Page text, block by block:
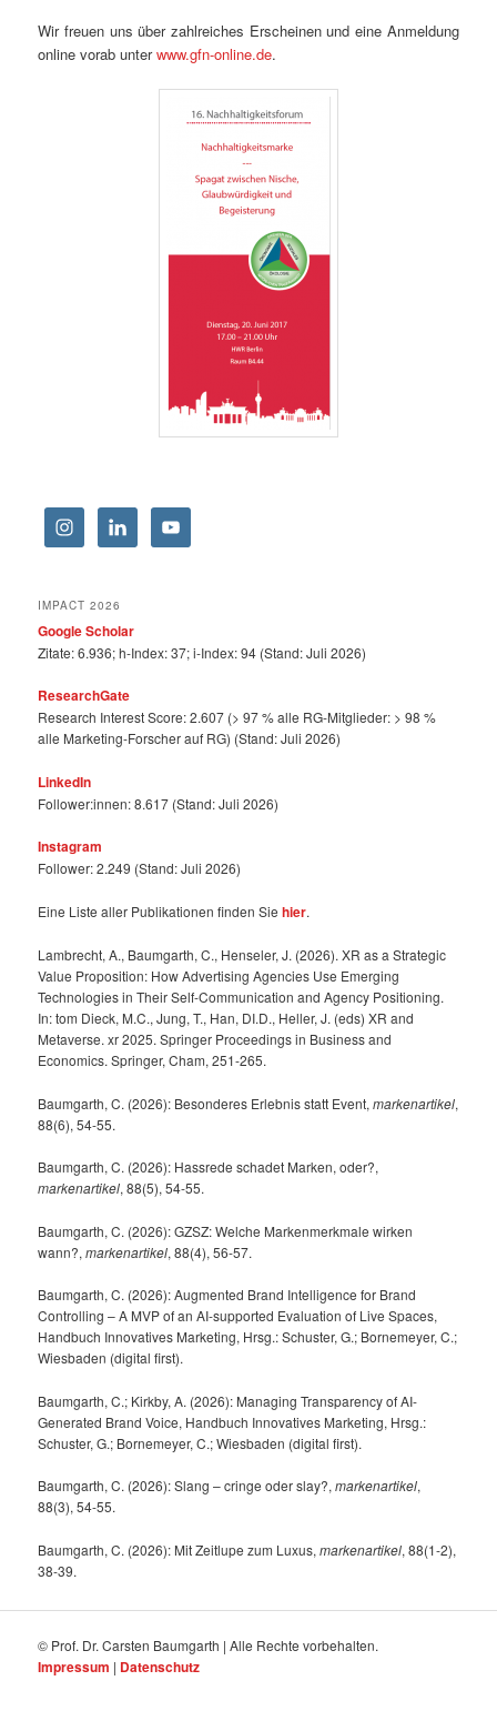
Wir freuen uns über zahlreiches Erscheinen und eine Anmeldung
online vorab unterwww.gfn-online.de.
IMPACT 2026
Google Scholar
Zitate: 6.936; h-Index: 37; i-Index: 94 (Stand: Juli 2026)
ResearchGate
Research Interest Score: 2.607 (> 97 % alle RG-Mitglieder: > 98 %
alle Marketing-Forscher auf RG) (Stand: Juli 2026)
LinkedIn
Follower:innen: 8.617 (Stand: Juli 2026)
Instagram
Follower: 2.249 (Stand: Juli 2026)
Eine Liste aller Publikationen finden Siehier.
Lambrecht, A., Baumgarth, C., Henseler, J. (2026). XR as a Strategic
Value Proposition: How Advertising Agencies Use Emerging
Technologies in Their Self-Communication and Agency Positioning.
In: tom Dieck, M.C., Jung, T., Han, DI.D., Heller, J. (eds) XR and
Metaverse. xr 2025. Springer Proceedings in Business and
Economics. Springer, Cham, 251-265.
Baumgarth, C. (2026): Besonderes Erlebnis statt Event,markenartikel,
88(6), 54-55.
Baumgarth, C. (2026): Hassrede schadet Marken, oder?,
markenartikel, 88(5), 54-55.
Baumgarth, C. (2026): GZSZ: Welche Markenmerkmale wirken
wann?,markenartikel, 88(4), 56-57.
Baumgarth, C. (2026): Augmented Brand Intelligence for Brand
Controlling – A MVP of an AI-supported Evaluation of Live Spaces,
Handbuch Innovatives Marketing, Hrsg.: Schuster, G.; Bornemeyer, C.;
Wiesbaden (digital first).
Baumgarth, C.; Kirkby, A. (2026): Managing Transparency of AI-
Generated Brand Voice, Handbuch Innovatives Marketing, Hrsg.:
Schuster, G.; Bornemeyer, C.; Wiesbaden (digital first).
Baumgarth, C. (2026): Slang – cringe oder slay?,markenartikel,
88(3), 54-55.
Baumgarth, C. (2026): Mit Zeitlupe zum Luxus,markenartikel, 88(1-2),
38-39.
© Prof. Dr. Carsten Baumgarth | Alle Rechte vorbehalten.
Impressum | Datenschutz